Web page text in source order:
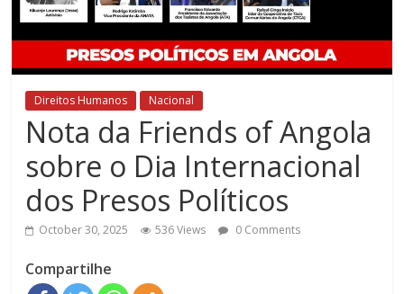
Direitos Humanos Nacional
Nota da Friends of Angola
sobre o Dia Internacional
dos Presos Políticos
October 30, 2025 536 Views 0 Comments
Compartilhe